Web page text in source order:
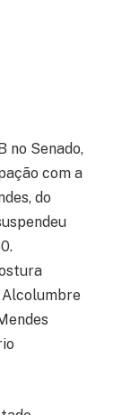
no Senado,
com a
do
Alcolumbre